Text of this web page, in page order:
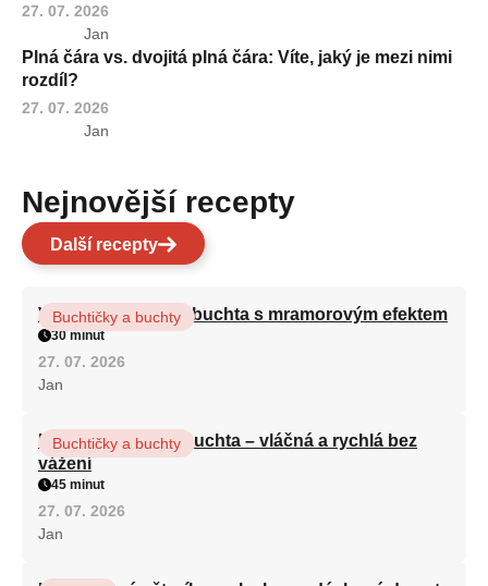
27. 07. 2026
Jan
Plná čára vs. dvojitá plná čára: Víte, jaký je mezi nimi
rozdíl?
27. 07. 2026
Jan
Nejnovější recepty
Další recepty
Vláčná olejová litá buchta s mramorovým efektem
Buchtičky a buchty
30 minut
27. 07. 2026
Jan
Hrnková maková buchta – vláčná a rychlá bez
vážení
Buchtičky a buchty
45 minut
27. 07. 2026
Jan